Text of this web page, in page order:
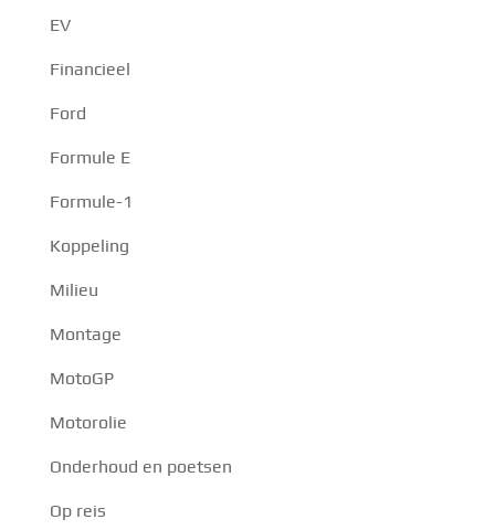
EV
Financieel
Ford
Formule E
Formule-1
Koppeling
Milieu
Montage
MotoGP
Motorolie
Onderhoud en poetsen
Op reis